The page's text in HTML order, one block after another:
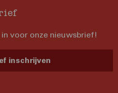
voor onze nieuwsbrief!
inschrijven